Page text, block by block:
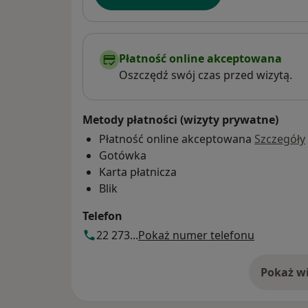
Płatność online akceptowana
Oszczędź swój czas przed wizytą.
Metody płatności (wizyty prywatne)
Płatność online akceptowana Szczegóły
Gotówka
Karta płatnicza
Blik
Telefon
22 273...Pokaż numer telefonu
Pokażo